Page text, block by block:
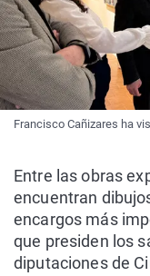
Francisco Cañizares ha
Entre las obras
encuentran
encargos más
que presiden los
diputaciones de